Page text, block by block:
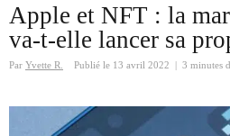
Apple et NFT : la
va-t-elle lancer sa
Par Yvette R. Publié le 13 avril 2022 3 minutes